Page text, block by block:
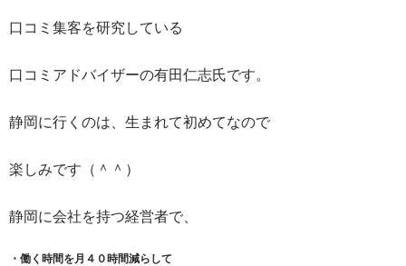
口コミ集客を研究している
口コミアドバイザーの有田仁志氏です。
静岡に行くのは、生まれて初めてなので
楽しみです（＾＾）
静岡に会社を持つ経営者で、
・働く時間を月４０時間減らして